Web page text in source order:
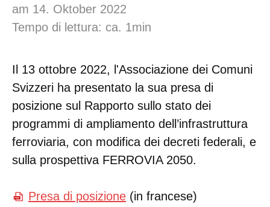
am 14. Oktober 2022
Tempo di lettura: ca. 1min
Il 13 ottobre 2022, l'Associazione dei Comuni
Svizzeri ha presentato la sua presa di
posizione sul Rapporto sullo stato dei
programmi di ampliamento dell’infrastruttura
ferroviaria, con modifica dei decreti federali, e
sulla prospettiva FERROVIA 2050.
Presa di posizione (in francese)